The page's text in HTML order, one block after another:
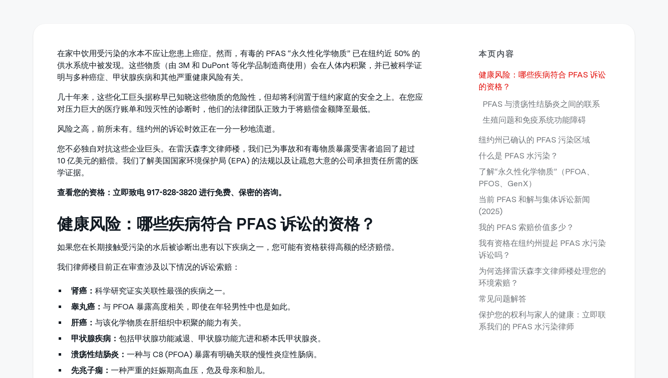
在家中饮用受污染的水本不应让您患上癌症。然而，有毒的 PFAS “永久性化学物质” 已在纽约近 50% 的
供水系统中被发现。这些物质（由 3M 和 DuPont 等化学品制造商使用）会在人体内积聚，并已被科学证
明与多种癌症、甲状腺疾病和其他严重健康风险有关。
几十年来，这些化工巨头据称早已知晓这些物质的危险性，但却将利润置于纽约家庭的安全之上。在您应
对压力巨大的医疗账单和毁灭性的诊断时，他们的法律团队正致力于将赔偿金额降至最低。
风险之高，前所未有。纽约州的诉讼时效正在一分一秒地流逝。
您不必独自对抗这些企业巨头。在雷沃森李文律师楼，我们已为事故和有毒物质暴露受害者追回了超过
10 亿美元的赔偿。我们了解美国国家环境保护局 (EPA) 的法规以及让疏忽大意的公司承担责任所需的医
学证据。
查看您的资格：立即致电 917-828-3820 进行免费、保密的咨询。
健康风险：哪些疾病符合 PFAS 诉讼的资格？
如果您在长期接触受污染的水后被诊断出患有以下疾病之一，您可能有资格获得高额的经济赔偿。
我们律师楼目前正在审查涉及以下情况的诉讼索赔：
肾癌：科学研究证实关联性最强的疾病之一。
睾丸癌：与 PFOA 暴露高度相关，即使在年轻男性中也是如此。
肝癌：与该化学物质在肝组织中积聚的能力有关。
甲状腺疾病：包括甲状腺功能减退、甲状腺功能亢进和桥本氏甲状腺炎。
溃疡性结肠炎：一种与 C8 (PFOA) 暴露有明确关联的慢性炎症性肠病。
先兆子痫：一种严重的妊娠期高血压，危及母亲和胎儿。
本页内容
健康风险：哪些疾病符合 PFAS 诉讼
的资格？
PFAS 与溃疡性结肠炎之间的联系
生殖问题和免疫系统功能障碍
纽约州已确认的 PFAS 污染区域
什么是 PFAS 水污染？
了解“永久性化学物质”（PFOA、
PFOS、GenX）
当前 PFAS 和解与集体诉讼新闻
(2025)
我的 PFAS 索赔价值多少？
我有资格在纽约州提起 PFAS 水污染
诉讼吗？
为何选择雷沃森李文律师楼处理您的
环境索赔？
常见问题解答
保护您的权利与家人的健康：立即联
系我们的 PFAS 水污染律师